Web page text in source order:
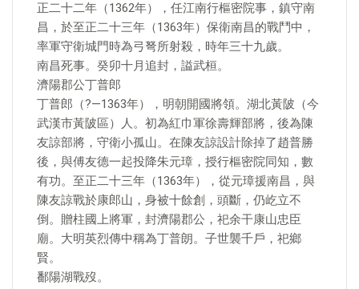
正二十二年（1362年），任江南行樞密院事，鎮守南
昌，於至正二十三年（1363年）保衛南昌的戰鬥中，
率軍守衛城門時為弓弩所射殺，時年三十九歲。
南昌死事。癸卯十月追封，謚武桓。
濟陽郡公丁普郎
丁普郎（?—1363年），明朝開國將領。湖北黃陂（今
武漢市黃陂區）人。初為紅巾軍徐壽輝部將，後為陳
友諒部將，守衛小孤山。在陳友諒設計除掉了趙普勝
後，與傅友德一起投降朱元璋，授行樞密院同知，數
有功。至正二十三年（1363年），從元璋援南昌，與
陳友諒戰於康郎山，身被十餘創，頭斷，仍屹立不
倒。贈柱國上將軍，封濟陽郡公，祀余干康山忠臣
廟。大明英烈傳中稱為丁普朗。子世襲千戶，祀鄉
賢。
鄱陽湖戰歿。